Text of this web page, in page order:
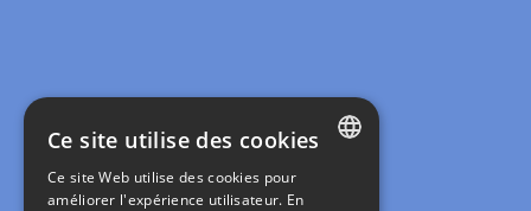
FRENCH
Ce site utilise des cookies
Ce site Web utilise des cookies pour
améliorer l'expérience utilisateur. En